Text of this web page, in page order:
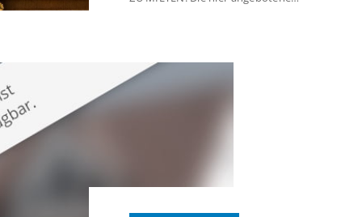
in begehrter Wohnlage von Krefeld-Bockum.